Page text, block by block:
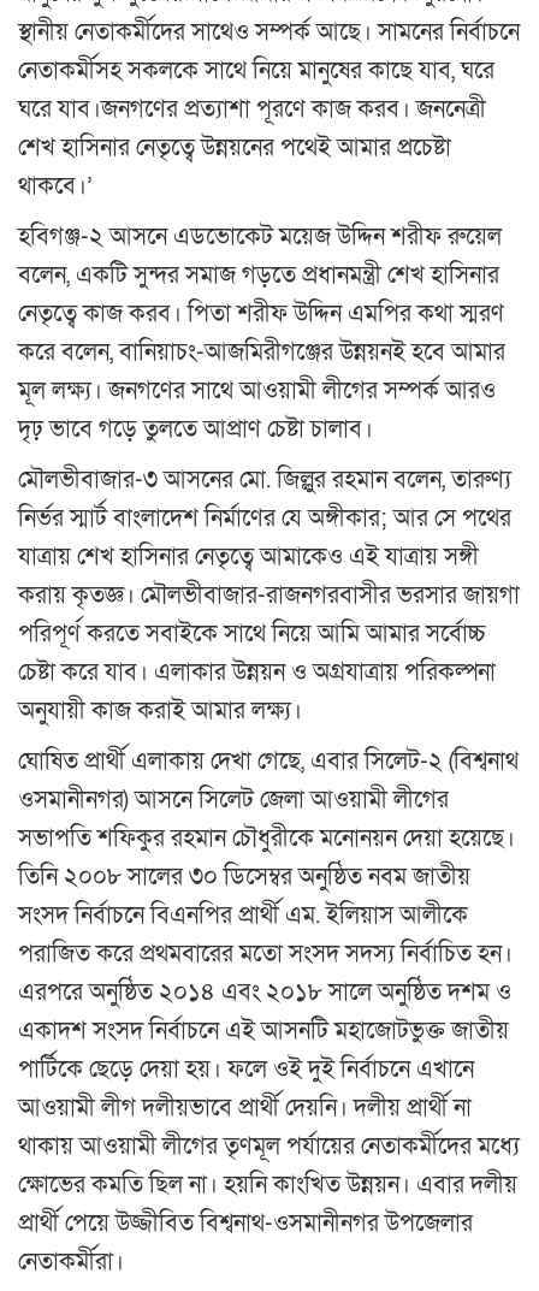
স্থানীয় নেতাকর্মীদের সাথেও সম্পর্ক আছে। সামনের নির্বাচনে
নেতাকর্মীসহ সকলকে সাথে নিয়ে মানুষের কাছে যাব, ঘরে
ঘরে যাব।জনগণের প্রত্যাশা পূরণে কাজ করব। জননেত্রী
শেখ হাসিনার নেতৃত্বে উন্নয়নের পথেই আমার প্রচেষ্টা
থাকবে।’
হবিগঞ্জ-২ আসনে এডভোকেট ময়েজ উদ্দিন শরীফ রুয়েল
বলেন, একটি সুন্দর সমাজ গড়তে প্রধানমন্ত্রী শেখ হাসিনার
নেতৃত্বে কাজ করব। পিতা শরীফ উদ্দিন এমপির কথা স্মরণ
করে বলেন, বানিয়াচং-আজমিরীগঞ্জের উন্নয়নই হবে আমার
মূল লক্ষ্য। জনগণের সাথে আওয়ামী লীগের সম্পর্ক আরও
দৃঢ় ভাবে গড়ে তুলতে আপ্রাণ চেষ্টা চালাব।
মৌলভীবাজার-৩ আসনের মো. জিল্লুর রহমান বলেন, তারুণ্য
নির্ভর স্মার্ট বাংলাদেশ নির্মাণের যে অঙ্গীকার; আর সে পথের
যাত্রায় শেখ হাসিনার নেতৃত্বে আমাকেও এই যাত্রায় সঙ্গী
করায় কৃতজ্ঞ। মৌলভীবাজার-রাজনগরবাসীর ভরসার জায়গা
পরিপূর্ণ করতে সবাইকে সাথে নিয়ে আমি আমার সর্বোচ্চ
চেষ্টা করে যাব। এলাকার উন্নয়ন ও অগ্রযাত্রায় পরিকল্পনা
অনুযায়ী কাজ করাই আমার লক্ষ্য।
ঘোষিত প্রার্থী এলাকায় দেখা গেছে, এবার সিলেট-২ (বিশ্বনাথ
ওসমানীনগর) আসনে সিলেট জেলা আওয়ামী লীগের
সভাপতি শফিকুর রহমান চৌধুরীকে মনোনয়ন দেয়া হয়েছে।
তিনি ২০০৮ সালের ৩০ ডিসেম্বর অনুষ্ঠিত নবম জাতীয়
সংসদ নির্বাচনে বিএনপির প্রার্থী এম. ইলিয়াস আলীকে
পরাজিত করে প্রথমবারের মতো সংসদ সদস্য নির্বাচিত হন।
এরপরে অনুষ্ঠিত ২০১৪ এবং ২০১৮ সালে অনুষ্ঠিত দশম ও
একাদশ সংসদ নির্বাচনে এই আসনটি মহাজোটভুক্ত জাতীয়
পার্টিকে ছেড়ে দেয়া হয়। ফলে ওই দুই নির্বাচনে এখানে
আওয়ামী লীগ দলীয়ভাবে প্রার্থী দেয়নি। দলীয় প্রার্থী না
থাকায় আওয়ামী লীগের তৃণমূল পর্যায়ের নেতাকর্মীদের মধ্যে
ক্ষোভের কমতি ছিল না। হয়নি কাংখিত উন্নয়ন। এবার দলীয়
প্রার্থী পেয়ে উজ্জীবিত বিশ্বনাথ-ওসমানীনগর উপজেলার
নেতাকর্মীরা।